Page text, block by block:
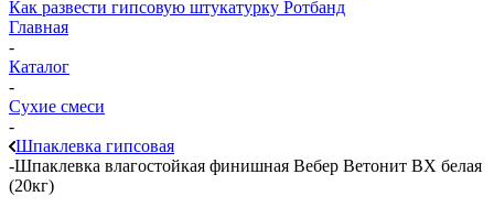
Как развести гипсовую штукатурку Ротбанд
Главная
-
Каталог
-
Сухие смеси
-
Шпаклевка гипсовая
-Шпаклевка влагостойкая финишная Вебер Ветонит ВХ белая
(20кг)